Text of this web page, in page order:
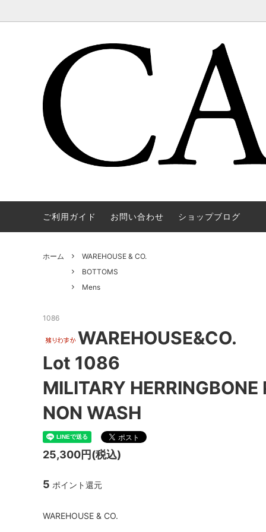
WAREHOUSE & CO. OOE
GOOD HELLER
ALWEL
Kepani
FILSON
THE H.W. DOG&CO.
hakne
SLOW
A PIECE OF CHIC
Macrame Wala
OUTER TOPS
SALE
ご利用ガイド お問い合わせ ショップブログ
ホーム
WAREHOUSE & CO.
BOTTOMS
Mens
1086
WAREHOUSE&CO.
Lot 1086
MILITARY HERRINGBONE
NON WASH
25,300円(税込)
5 ポイント還元
WAREHOUSE & CO.